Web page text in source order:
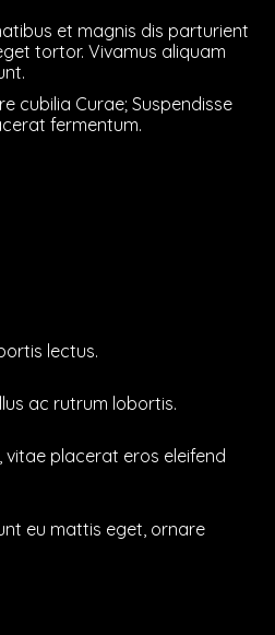
et magnis dis parturient
tortor. Vivamus aliquam
cubilia Curae; Suspendisse
fermentum.
lectus.
ac rutrum lobortis.
vitae placerat eros eleifend
eu mattis eget, ornare